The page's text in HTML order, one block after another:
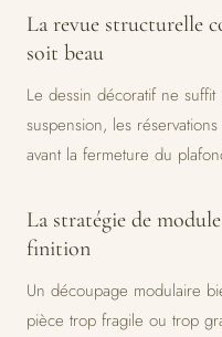
La revue structurelle
soit beau
Le dessin décoratif ne
suspension, les
avant la fermeture du
La stratégie de
finition
Un découpage modulaire
pièce trop fragile ou trop